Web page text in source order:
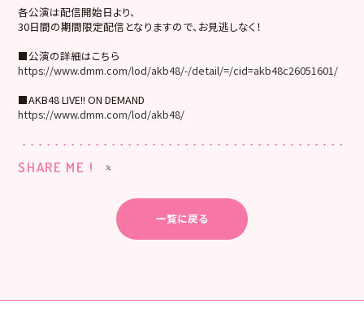
各公演は配信開始日より、
30日間の期間限定配信となりますので、お見逃しなく！
■公演の詳細はこちら
https://www.dmm.com/lod/akb48/-/detail/=/cid=akb48c26051601/
■AKB48 LIVE!! ON DEMAND
https://www.dmm.com/lod/akb48/
SHARE ME !
一覧に戻る